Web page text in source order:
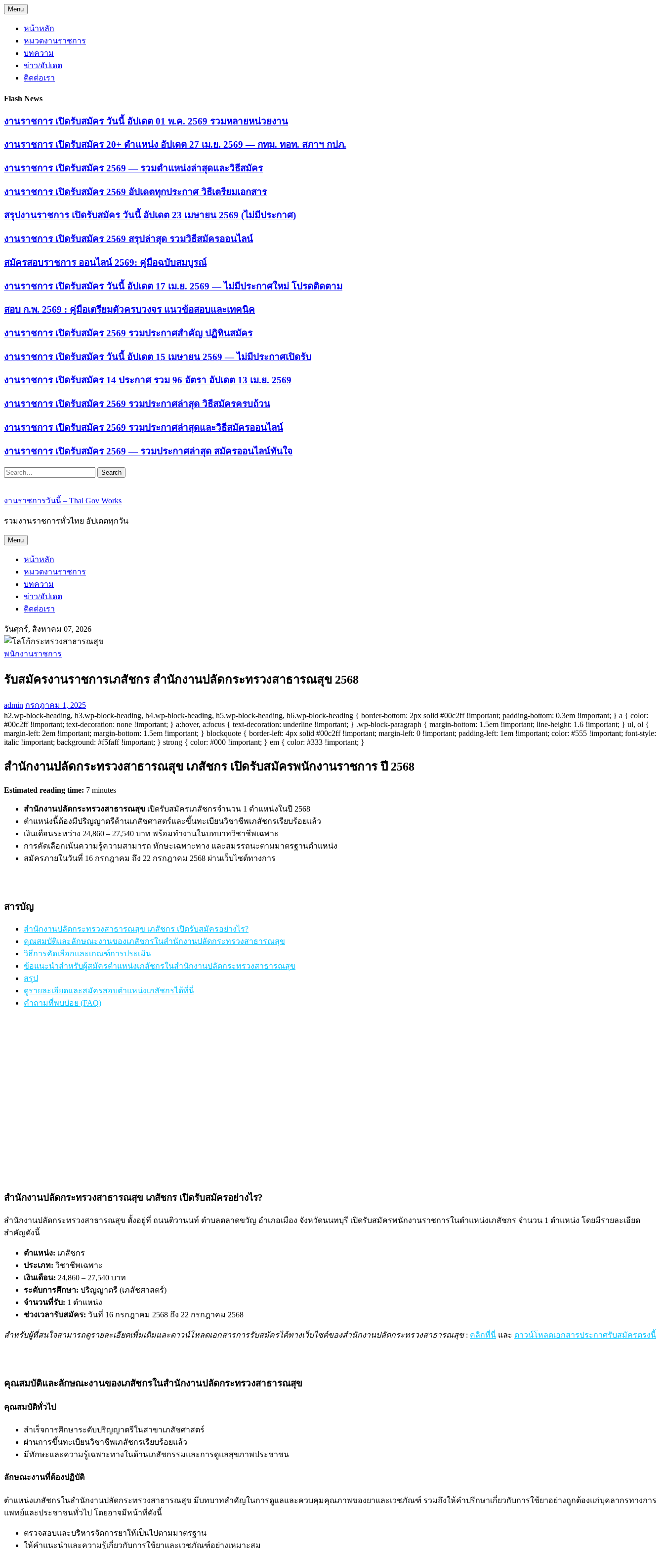
Skip
to
content
Menu
หน้าหลัก
หมวดงานราชการ
บทความ
ข่าว/อัปเดต
ติดต่อเรา
Flash News
งานราชการ เปิดรับสมัคร วันนี้ อัปเดต 01 พ.ค. 2569 รวมหลายหน่วยงาน
งานราชการ เปิดรับสมัคร 20+ ตำแหน่ง อัปเดต 27 เม.ย. 2569 — กทม. ทอท. สภาฯ กปภ.
งานราชการ เปิดรับสมัคร 2569 — รวมตำแหน่งล่าสุดและวิธีสมัคร
งานราชการ เปิดรับสมัคร 2569 อัปเดตทุกประกาศ วิธีเตรียมเอกสาร
สรุปงานราชการ เปิดรับสมัคร วันนี้ อัปเดต 23 เมษายน 2569 (ไม่มีประกาศ)
งานราชการ เปิดรับสมัคร 2569 สรุปล่าสุด รวมวิธีสมัครออนไลน์
สมัครสอบราชการ ออนไลน์ 2569: คู่มือฉบับสมบูรณ์
งานราชการ เปิดรับสมัคร วันนี้ อัปเดต 17 เม.ย. 2569 — ไม่มีประกาศใหม่ โปรดติดตาม
สอบ ก.พ. 2569 : คู่มือเตรียมตัวครบวงจร แนวข้อสอบและเทคนิค
งานราชการ เปิดรับสมัคร 2569 รวมประกาศสำคัญ ปฏิทินสมัคร
งานราชการ เปิดรับสมัคร วันนี้ อัปเดต 15 เมษายน 2569 — ไม่มีประกาศเปิดรับ
งานราชการ เปิดรับสมัคร 14 ประกาศ รวม 96 อัตรา อัปเดต 13 เม.ย. 2569
งานราชการ เปิดรับสมัคร 2569 รวมประกาศล่าสุด วิธีสมัครครบถ้วน
งานราชการ เปิดรับสมัคร 2569 รวมประกาศล่าสุดและวิธีสมัครออนไลน์
งานราชการ เปิดรับสมัคร 2569 — รวมประกาศล่าสุด สมัครออนไลน์ทันใจ
Search
งานราชการวันนี้ – Thai Gov Works
รวมงานราชการทั่วไทย อัปเดตทุกวัน
Menu
หน้าหลัก
หมวดงานราชการ
บทความ
ข่าว/อัปเดต
ติดต่อเรา
วันศุกร์, สิงหาคม 07, 2026
พนักงานราชการ
รับสมัครงานราชการเภสัชกร สำนักงานปลัดกระทรวงสาธารณสุข 2568
admin กรกฎาคม 1, 2025
h2.wp-block-heading, h3.wp-block-heading, h4.wp-block-heading, h5.wp-block-heading, h6.wp-block-heading { border-bottom: 2px solid #00c2ff !important; padding-bottom: 0.3em !important; } a { color:
#00c2ff !important; text-decoration: none !important; } a:hover, a:focus { text-decoration: underline !important; } .wp-block-paragraph { margin-bottom: 1.5em !important; line-height: 1.6 !important; } ul, ol {
margin-left: 2em !important; margin-bottom: 1.5em !important; } blockquote { border-left: 4px solid #00c2ff !important; margin-left: 0 !important; padding-left: 1em !important; color: #555 !important; font-style:
italic !important; background: #f5faff !important; } strong { color: #000 !important; } em { color: #333 !important; }
สำนักงานปลัดกระทรวงสาธารณสุข เภสัชกร เปิดรับสมัครพนักงานราชการ ปี 2568
Estimated reading time: 7 minutes
สำนักงานปลัดกระทรวงสาธารณสุข เปิดรับสมัครเภสัชกรจำนวน 1 ตำแหน่งในปี 2568
ตำแหน่งนี้ต้องมีปริญญาตรีด้านเภสัชศาสตร์และขึ้นทะเบียนวิชาชีพเภสัชกรเรียบร้อยแล้ว
เงินเดือนระหว่าง 24,860 – 27,540 บาท พร้อมทำงานในบทบาทวิชาชีพเฉพาะ
การคัดเลือกเน้นความรู้ความสามารถ ทักษะเฉพาะทาง และสมรรถนะตามมาตรฐานตำแหน่ง
สมัครภายในวันที่ 16 กรกฎาคม ถึง 22 กรกฎาคม 2568 ผ่านเว็บไซต์ทางการ
สารบัญ
สำนักงานปลัดกระทรวงสาธารณสุข เภสัชกร เปิดรับสมัครอย่างไร?
คุณสมบัติและลักษณะงานของเภสัชกรในสำนักงานปลัดกระทรวงสาธารณสุข
วิธีการคัดเลือกและเกณฑ์การประเมิน
ข้อแนะนำสำหรับผู้สมัครตำแหน่งเภสัชกรในสำนักงานปลัดกระทรวงสาธารณสุข
สรุป
ดูรายละเอียดและสมัครสอบตำแหน่งเภสัชกรได้ที่นี่
คำถามที่พบบ่อย (FAQ)
สำนักงานปลัดกระทรวงสาธารณสุข เภสัชกร เปิดรับสมัครอย่างไร?
สำนักงานปลัดกระทรวงสาธารณสุข ตั้งอยู่ที่ ถนนติวานนท์ ตำบลตลาดขวัญ อำเภอเมือง จังหวัดนนทบุรี เปิดรับสมัครพนักงานราชการในตำแหน่งเภสัชกร จำนวน 1 ตำแหน่ง โดยมีรายละเอียด
สำคัญดังนี้
ตำแหน่ง: เภสัชกร
ประเภท: วิชาชีพเฉพาะ
เงินเดือน: 24,860 – 27,540 บาท
ระดับการศึกษา: ปริญญาตรี (เภสัชศาสตร์)
จำนวนที่รับ: 1 ตำแหน่ง
ช่วงเวลารับสมัคร: วันที่ 16 กรกฎาคม 2568 ถึง 22 กรกฎาคม 2568
สำหรับผู้ที่สนใจสามารถดูรายละเอียดเพิ่มเติมและดาวน์โหลดเอกสารการรับสมัครได้ทางเว็บไซต์ของสำนักงานปลัดกระทรวงสาธารณสุข: คลิกที่นี่ และ ดาวน์โหลดเอกสารประกาศรับสมัครตรงนี้
คุณสมบัติและลักษณะงานของเภสัชกรในสำนักงานปลัดกระทรวงสาธารณสุข
คุณสมบัติทั่วไป
สำเร็จการศึกษาระดับปริญญาตรีในสาขาเภสัชศาสตร์
ผ่านการขึ้นทะเบียนวิชาชีพเภสัชกรเรียบร้อยแล้ว
มีทักษะและความรู้เฉพาะทางในด้านเภสัชกรรมและการดูแลสุขภาพประชาชน
ลักษณะงานที่ต้องปฏิบัติ
ตำแหน่งเภสัชกรในสำนักงานปลัดกระทรวงสาธารณสุข มีบทบาทสำคัญในการดูแลและควบคุมคุณภาพของยาและเวชภัณฑ์ รวมถึงให้คำปรึกษาเกี่ยวกับการใช้ยาอย่างถูกต้องแก่บุคลากรทางการ
แพทย์และประชาชนทั่วไป โดยอาจมีหน้าที่ดังนี้
ตรวจสอบและบริหารจัดการยาให้เป็นไปตามมาตรฐาน
ให้คำแนะนำและความรู้เกี่ยวกับการใช้ยาและเวชภัณฑ์อย่างเหมาะสม